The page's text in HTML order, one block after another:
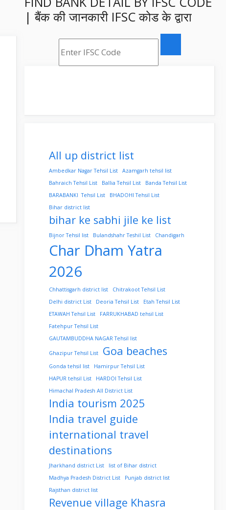
| बैंक की जानकारी IFSC कोड के द्वारा
All up district list
Ambedkar Nagar Tehsil List
Azamgarh tehsil list
Bahraich Tehsil List
Ballia Tehsil List
Banda Tehsil List
BARABANKI Tehsil List
BHADOHI Tehsil List
Bihar district list
bihar ke sabhi jile ke list
Bijnor Tehsil list Bulandshahr Teshil List Chandigarh
Char Dham Yatra
2026
Chhattisgarh district list
Chitrakoot Tehsil List
Delhi district List
Deoria Tehsil List
Etah Tehsil List
ETAWAH Tehsil List
FARRUKHABAD tehsil List
Fatehpur Tehsil List
GAUTAMBUDDHA NAGAR Tehsil list
Ghazipur Tehsil List Goa beaches
Gonda tehsil list
Hamirpur Tehsil List
HAPUR tehsil List
HARDOI Tehsil List
Himachal Pradesh All District List
India tourism 2025
India travel guide
international travel
destinations
Jharkhand district List
list of Bihar district
Madhya Pradesh District List
Punjab district list
Rajsthan district list
Revenue village Khasra